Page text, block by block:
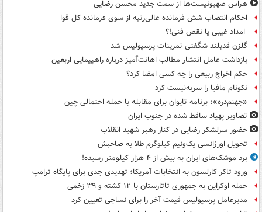
هراس صهیونیست‌ها از سمت جدید محسن رضایی
احکام انتصاب شش فرمانده عالی‌رتبه از سوی فرمانده کل قوا
امداد غیبی یا نقص فنی!؟
گلزن قدبلند شگفتی تمرینات پرسپولیس شد
بازداشت عامل انتشار مطالب اهانت‌آمیز درباره راهپیمایی اربعین
حکم اخراج ربیعی را چه کسی امضا کرد؟
نکونام مافیا را سربه‌نیست کرد
«جهنم‌دره»؛ برنامه تایوان برای مقابله با حمله احتمالی چین
تصاویر پهپاد ساقط شده در جنوب ایران
حضور سرلشکر رضایی در کنار رهبر شهید انقلاب
تحویل اورژانسی یک‌ونیم کیلوگرم طلا به صاحبش
برد موشک‌های ایران به بیش از ۴ هزار کیلومتر رسیده!
ورود تاکر کارلسون به انتخابات آمریکا؛ تهدیدی جدی برای پایگاه ترامپ
حمله اوکراین به جمهوری تاتارستان با ۱۲ کشته و ۳۹ زخمی
مدیرعامل پرسپولیس قیمت آخر را برای نساجی تعیین کرد